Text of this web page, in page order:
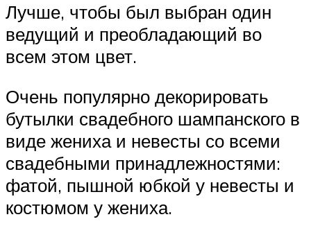
Лучше, чтобы был выбран один
ведущий и преобладающий во
всем этом цвет.
Очень популярно декорировать
бутылки свадебного шампанского в
виде жениха и невесты со всеми
свадебными принадлежностями:
фатой, пышной юбкой у невесты и
костюмом у жениха.